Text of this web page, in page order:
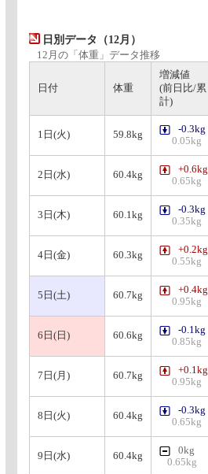
日別データ（12月）
12月の「体重」データ推移
日付 体重
増減値
(前日比/累
計)
1日(火) 59.8kg
-0.3kg
0.05kg
2日(水) 60.4kg
+0.6kg
0.65kg
3日(木) 60.1kg
-0.3kg
0.35kg
4日(金) 60.3kg
+0.2kg
0.55kg
5日(土) 60.7kg
+0.4kg
0.95kg
6日(日) 60.6kg
-0.1kg
0.85kg
7日(月) 60.7kg
+0.1kg
0.95kg
8日(火) 60.4kg
-0.3kg
0.65kg
9日(水) 60.4kg
0kg
0.65kg